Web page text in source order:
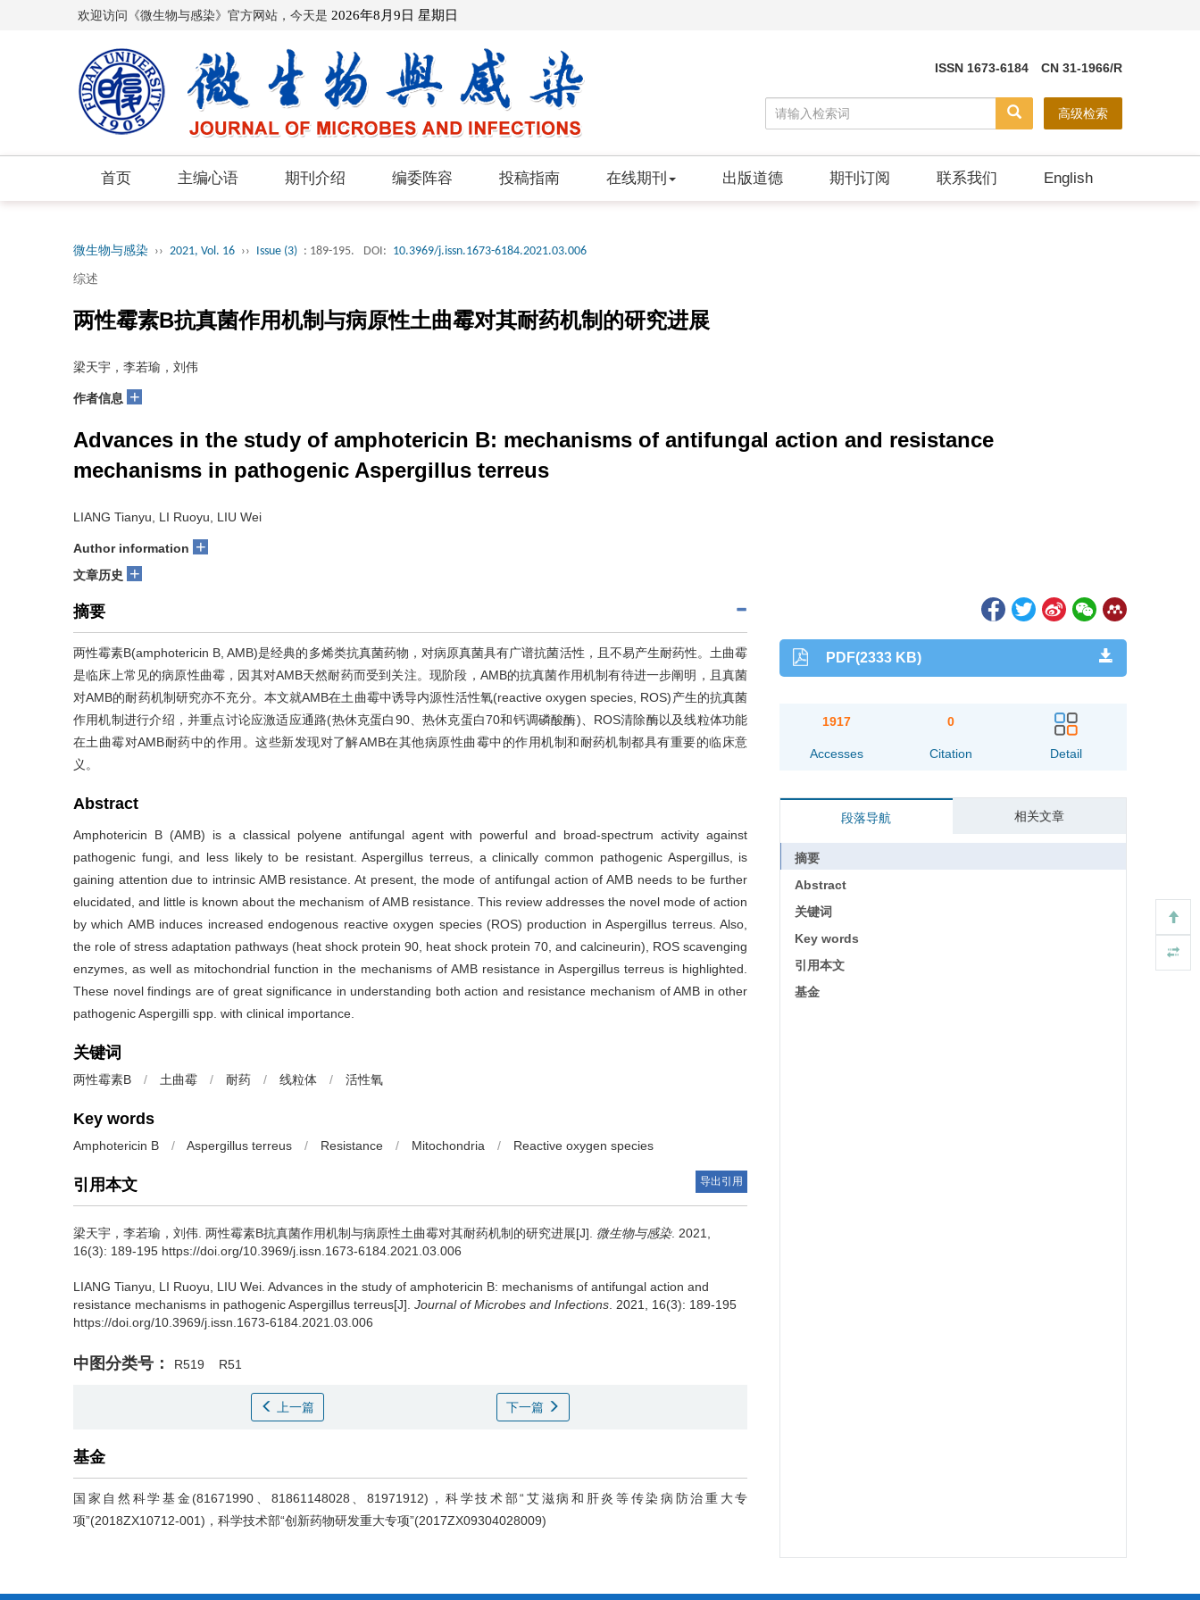
欢迎访问《微生物与感染》官方网站，今天是 2026年8月9日 星期日
ISSN 1673-6184 CN 31-1966/R
高级检索
首页 主编心语 期刊介绍 编委阵容 投稿指南 在线期刊 出版道德 期刊订阅 联系我们 English
微生物与感染 ›› 2021, Vol. 16 ›› Issue (3) : 189-195. DOI: 10.3969/j.issn.1673-6184.2021.03.006
综述
两性霉素B抗真菌作用机制与病原性土曲霉对其耐药机制的研究进展
梁天宇，李若瑜，刘伟
作者信息 +
Advances in the study of amphotericin B: mechanisms of antifungal action and resistance
mechanisms in pathogenic Aspergillus terreus
LIANG Tianyu, LI Ruoyu, LIU Wei
Author information +
文章历史 +
摘要
两性霉素B(amphotericin B, AMB)是经典的多烯类抗真菌药物，对病原真菌具有广谱抗菌活性，且不易产生耐药性。土曲霉
是临床上常见的病原性曲霉，因其对AMB天然耐药而受到关注。现阶段，AMB的抗真菌作用机制有待进一步阐明，且真菌
对AMB的耐药机制研究亦不充分。本文就AMB在土曲霉中诱导内源性活性氧(reactive oxygen species, ROS)产生的抗真菌
作用机制进行介绍，并重点讨论应激适应通路(热休克蛋白90、热休克蛋白70和钙调磷酸酶)、ROS清除酶以及线粒体功能
在土曲霉对AMB耐药中的作用。这些新发现对了解AMB在其他病原性曲霉中的作用机制和耐药机制都具有重要的临床意
义。
Abstract
Amphotericin B (AMB) is a classical polyene antifungal agent with powerful and broad-spectrum activity against
pathogenic fungi, and less likely to be resistant. Aspergillus terreus, a clinically common pathogenic Aspergillus, is
gaining attention due to intrinsic AMB resistance. At present, the mode of antifungal action of AMB needs to be further
elucidated, and little is known about the mechanism of AMB resistance. This review addresses the novel mode of action
by which AMB induces increased endogenous reactive oxygen species (ROS) production in Aspergillus terreus. Also,
the role of stress adaptation pathways (heat shock protein 90, heat shock protein 70, and calcineurin), ROS scavenging
enzymes, as well as mitochondrial function in the mechanisms of AMB resistance in Aspergillus terreus is highlighted.
These novel findings are of great significance in understanding both action and resistance mechanism of AMB in other
pathogenic Aspergilli spp. with clinical importance.
关键词
两性霉素B / 土曲霉 / 耐药 / 线粒体 / 活性氧
Key words
Amphotericin B / Aspergillus terreus / Resistance / Mitochondria / Reactive oxygen species
引用本文 导出引用
梁天宇，李若瑜，刘伟. 两性霉素B抗真菌作用机制与病原性土曲霉对其耐药机制的研究进展[J]. 微生物与感染. 2021,
16(3): 189-195 https://doi.org/10.3969/j.issn.1673-6184.2021.03.006
LIANG Tianyu, LI Ruoyu, LIU Wei. Advances in the study of amphotericin B: mechanisms of antifungal action and
resistance mechanisms in pathogenic Aspergillus terreus[J]. Journal of Microbes and Infections . 2021, 16(3): 189-195
https://doi.org/10.3969/j.issn.1673-6184.2021.03.006
中图分类号： R519 R51
上一篇 下一篇
基金
国家自然科学基金(81671990、81861148028、81971912)，科学技术部“艾滋病和肝炎等传染病防治重大专
项”(2018ZX10712-001)，科学技术部“创新药物研发重大专项”(2017ZX09304028009)
PDF(2333 KB)
1917
Accesses
0
Citation Detail
段落导航 相关文章
摘要
Abstract
关键词
Key words
引用本文
基金